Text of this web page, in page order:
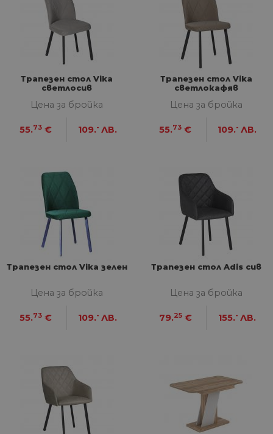
Трапезен стол Vika
светлосив
Цена за бройка
55.73 € 109.- ЛВ.
Трапезен стол Vika
светлокафяв
Цена за бройка
55.73 € 109.- ЛВ.
Трапезен стол Vika зелен
Цена за бройка
55.73 € 109.- ЛВ.
Трапезен стол Adis сив
Цена за бройка
79.25 € 155.- ЛВ.